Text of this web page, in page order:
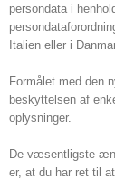
persondata i
Italien eller i
Formålet med den
beskyttelsen af
oplysninger.
De væsentligste
er, at du har ret til